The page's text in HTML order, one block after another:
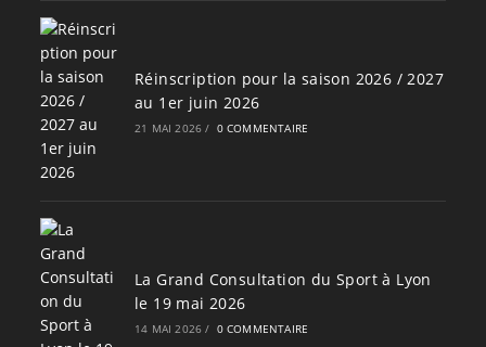
Réinscription pour la saison 2026 / 2027
au 1er juin 2026
21 MAI 2026 / 0 COMMENTAIRE
La Grand Consultation du Sport à Lyon
le 19 mai 2026
14 MAI 2026 / 0 COMMENTAIRE